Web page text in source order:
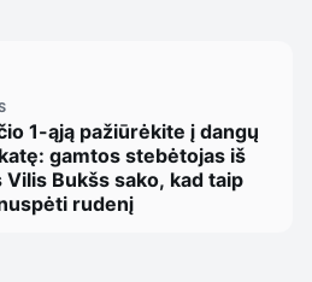
1-ąją pažiūrėkite į dangų
gamtos stebėtojas iš
Vilis Bukšs sako, kad taip
rudenį